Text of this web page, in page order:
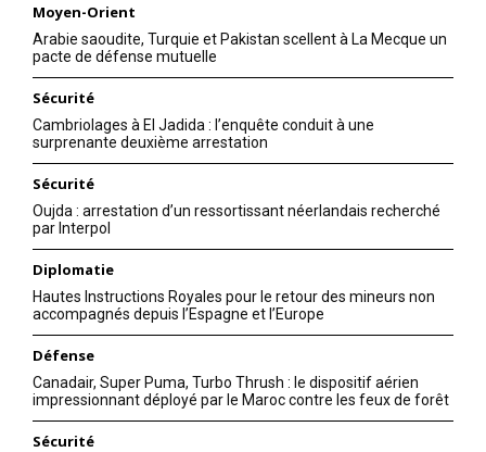
Moyen-Orient
Arabie saoudite, Turquie et Pakistan scellent à La Mecque un
pacte de défense mutuelle
Sécurité
Cambriolages à El Jadida : l’enquête conduit à une
surprenante deuxième arrestation
Sécurité
Oujda : arrestation d’un ressortissant néerlandais recherché
par Interpol
Diplomatie
Hautes Instructions Royales pour le retour des mineurs non
accompagnés depuis l’Espagne et l’Europe
Défense
Canadair, Super Puma, Turbo Thrush : le dispositif aérien
impressionnant déployé par le Maroc contre les feux de forêt
Sécurité